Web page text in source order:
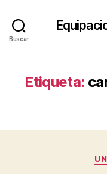
Buscar
Etiqueta: